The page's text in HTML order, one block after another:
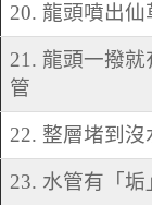
20. 龍頭噴出
21. 龍頭一撥
管
22. 整層堵到
23. 水管有「